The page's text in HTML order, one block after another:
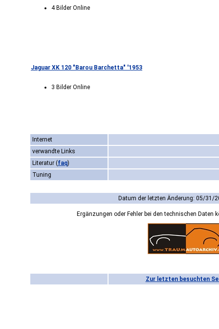
4 Bilder Online
Jaguar XK 120 "Barou Barchetta" '1953
3 Bilder Online
Internet
verwandte Links
Literatur (faq)
Tuning
Datum der letzten Änderung: 05/31/
Ergänzungen oder Fehler bei den technischen Daten
Zur letzten besuchten